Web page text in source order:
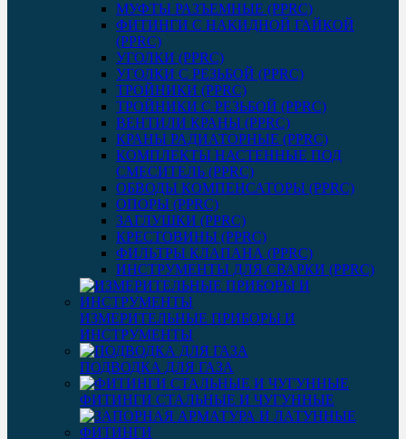
МУФТЫ РАЗЪЕМНЫЕ (PPRC)
ФИТИНГИ С НАКИДНОЙ ГАЙКОЙ
(PPRC)
УГОЛКИ (PPRC)
УГОЛКИ С РЕЗЬБОЙ (PPRC)
ТРОЙНИКИ (PPRC)
ТРОЙНИКИ С РЕЗЬБОЙ (PPRC)
ВЕНТИЛИ КРАНЫ (PPRC)
КРАНЫ РАДИАТОРНЫЕ (PPRC)
КОМПЛЕКТЫ НАСТЕННЫЕ ПОД
СМЕСИТЕЛЬ (PPRC)
ОБВОДЫ КОМПЕНСАТОРЫ (PPRC)
ОПОРЫ (PPRC)
ЗАГЛУШКИ (PPRC)
КРЕСТОВИНЫ (PPRC)
ФИЛЬТРЫ КЛАПАНА (PPRC)
ИНСТРУМЕНТЫ ДЛЯ СВАРКИ (PPRC)
ИЗМЕРИТЕЛЬНЫЕ ПРИБОРЫ И
ИНСТРУМЕНТЫ
ПОДВОДКА ДЛЯ ГАЗА
ФИТИНГИ СТАЛЬНЫЕ И ЧУГУННЫЕ